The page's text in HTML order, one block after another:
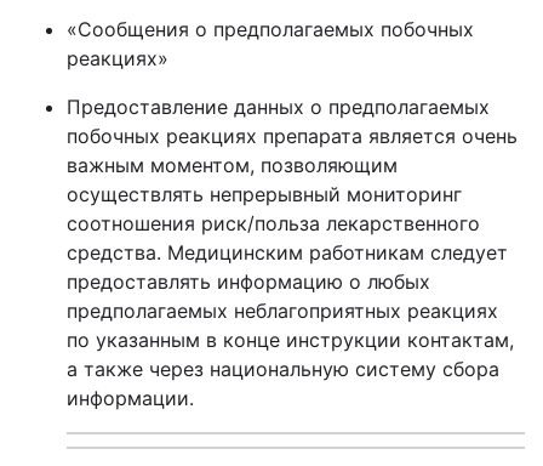
«Сообщения о предполагаемых побочных
реакциях»
Предоставление данных о предполагаемых
побочных реакциях препарата является очень
важным моментом, позволяющим
осуществлять непрерывный мониторинг
соотношения риск/польза лекарственного
средства. Медицинским работникам следует
предоставлять информацию о любых
предполагаемых неблагоприятных реакциях
по указанным в конце инструкции контактам,
а также через национальную систему сбора
информации.